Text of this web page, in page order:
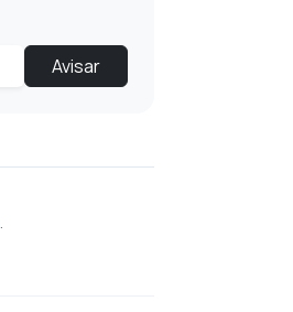
Avisar